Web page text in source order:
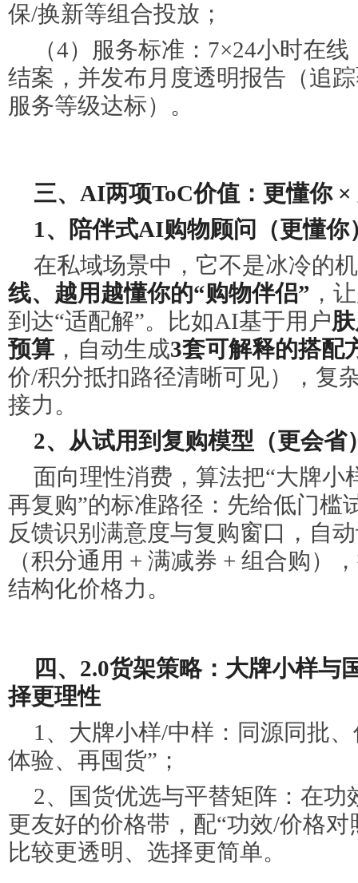
保/换新等组合投放；
（4）服务标准：7×24小时在
结案，并发布月度透明报告（追
服务等级达标）。
三、AI两项ToC价值：更懂你 ×
1、陪伴式AI购物顾问（更懂你
在私域场景中，它不是冰冷的
线、越用越懂你的“购物伴侣” ，
到达“适配解”。比如AI基于用户
预算 ，自动生成3套可解释的搭配
价/积分抵扣路径清晰可见），复
接力。
2、从试用到复购模型（更会省
面向理性消费，算法把“大牌小
再复购”的标准路径：先给低门槛
反馈识别满意度与复购窗口，自
（积分通用 + 满减券 + 组合购）
结构化价格力。
四、2.0货架策略：大牌小样与
择更理性
1、大牌小样/中样：同源同批
体验、再囤货”；
2、国货优选与平替矩阵：在功
更友好的价格带，配“功效/价格
比较更透明、选择更简单。